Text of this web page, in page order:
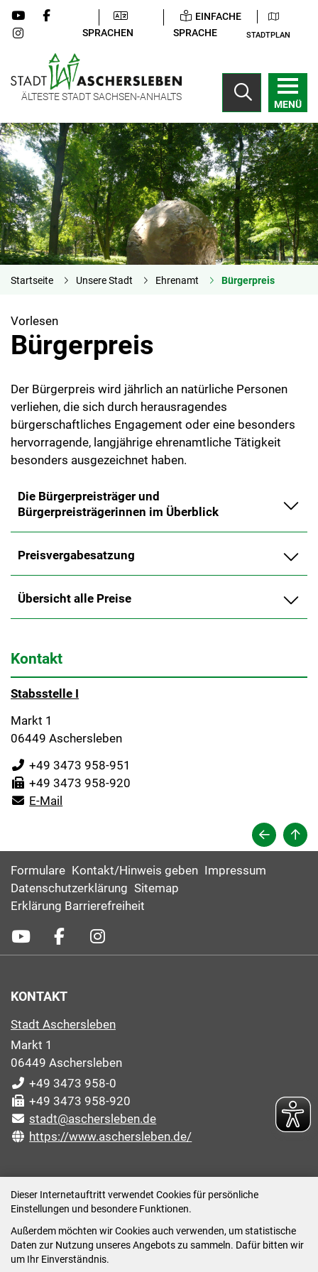
Dieser Internetauftritt verwendet Cookies für persönliche
Einstellungen und besondere Funktionen.
Außerdem möchten wir Cookies auch verwenden, um statistische
Daten zur Nutzung unseres Angebots zu sammeln. Dafür bitten wir
um Ihr Einverständnis.
SPRACHEN
EINFACHE
SPRACHE
STADTPLAN
ÄLTESTE STADT SACHSEN-ANHALTS
MENÜ
Startseite Unsere Stadt Ehrenamt Bürgerpreis
Vorlesen
Bürgerpreis
Der Bürgerpreis wird jährlich an natürliche Personen
verliehen, die sich durch herausragendes
bürgerschaftliches Engagement oder eine besonders
hervorragende, langjährige ehrenamtliche Tätigkeit
besonders ausgezeichnet haben.
Die Bürgerpreisträger und
Bürgerpreisträgerinnen im Überblick
Preisvergabesatzung
Übersicht alle Preise
Kontakt
Stabsstelle I
Markt 1
06449 Aschersleben
+49 3473 958-951
+49 3473 958-920
E-Mail
Formulare Kontakt/Hinweis geben Impressum
Datenschutzerklärung Sitemap
Erklärung Barrierefreiheit
KONTAKT
Stadt Aschersleben
Markt 1
06449 Aschersleben
+49 3473 958-0
+49 3473 958-920
stadt@aschersleben.de
https://www.aschersleben.de/
Montag: 09:00-12:00 /14:00-15:00 Uhr
Dienstag: 09:00-12:00 /14:00-16:00 Uhr
Mittwoch: 09:00 - 12:00 Uhr (nach vorheriger